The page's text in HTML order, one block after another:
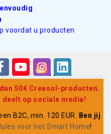
voordat u producten
50€ Creasol-producten.
deelt op sociale media!
B2C, min. 120 EUR.
Ben jij
voor het Smart Home!